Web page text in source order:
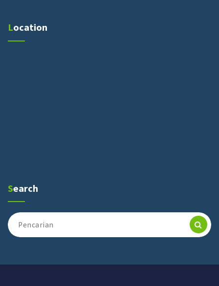
Location
Search
Pencarian
untuk: